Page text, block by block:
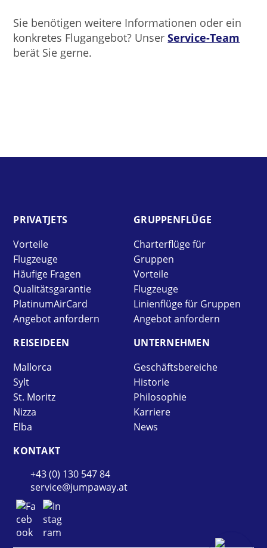
Sie benötigen weitere Informationen oder ein
konkretes Flugangebot? UnserService-Team
berät Sie gerne.
PRIVAT­JETS
Vorteile
Flugzeuge
Häufige Fragen
Qualitätsgarantie
PlatinumAirCard
Angebot anfordern
GRUPPEN­FLÜGE
Charterflüge für
Gruppen
Vorteile
Flugzeuge
Linienflüge für Gruppen
Angebot anfordern
REISE­IDEEN
Mallorca
Sylt
St. Moritz
Nizza
Elba
UNTER­NEHMEN
Geschäftsbereiche
Historie
Philosophie
Karriere
News
KONTAKT
+43 (0) 130 547 84
service@jumpaway.at